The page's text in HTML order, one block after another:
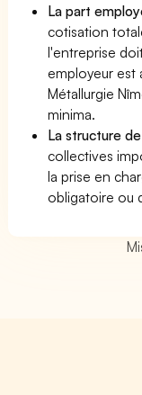
La part
cotisation
l'entreprise
employeur est
Métallurgie
minima.
La structure
collectives
la prise en
obligatoire ou